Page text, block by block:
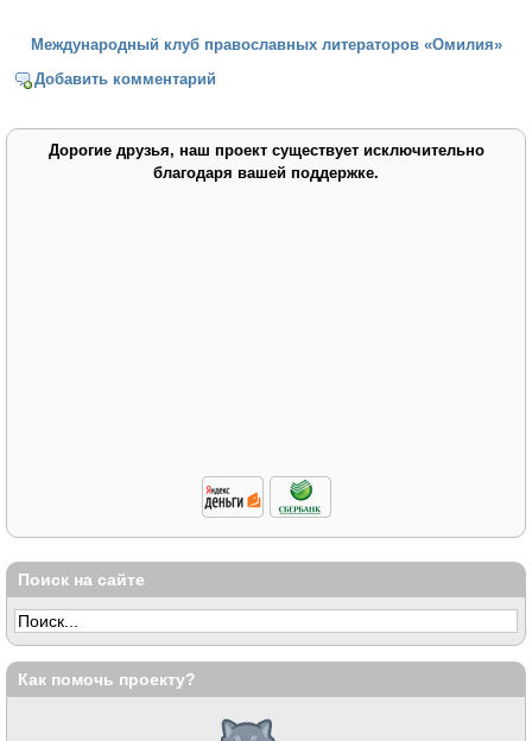
Международный клуб православных литераторов «Омилия»
Добавить комментарий
Дорогие друзья, наш проект существует исключительно
благодаря вашей поддержке.
Поиск на сайте
Как помочь проекту?